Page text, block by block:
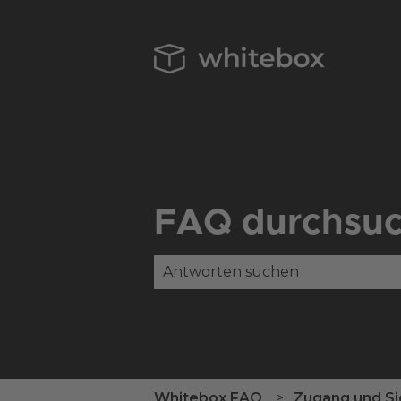
FAQ
Whitebox FAQ Zugang und